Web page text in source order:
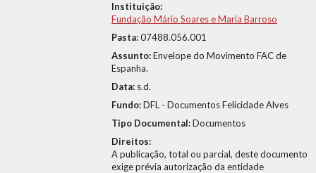
Instituição:
Fundação Mário Soares e Maria Barroso
Pasta:07488.056.001
Assunto:Envelope do Movimento FAC de
Espanha.
Data: s.d.
Fundo:DFL - Documentos Felicidade Alves
Tipo Documental:Documentos
Direitos:
A publicação, total ou parcial, deste documento
exige prévia autorização da entidade